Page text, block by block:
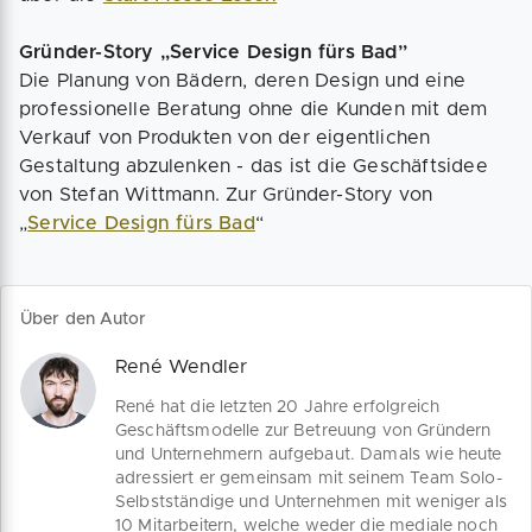
Gründer-Story „Service Design fürs Bad”
Die Planung von Bädern, deren Design und eine
professionelle Beratung ohne die Kunden mit dem
Verkauf von Produkten von der eigentlichen
Gestaltung abzulenken - das ist die Geschäftsidee
von Stefan Wittmann. Zur Gründer-Story von
„Service Design fürs Bad“
Über den Autor
René Wendler
René hat die letzten 20 Jahre erfolgreich
Geschäftsmodelle zur Betreuung von Gründern
und Unternehmern aufgebaut. Damals wie heute
adressiert er gemeinsam mit seinem Team Solo-
Selbstständige und Unternehmen mit weniger als
10 Mitarbeitern, welche weder die mediale noch